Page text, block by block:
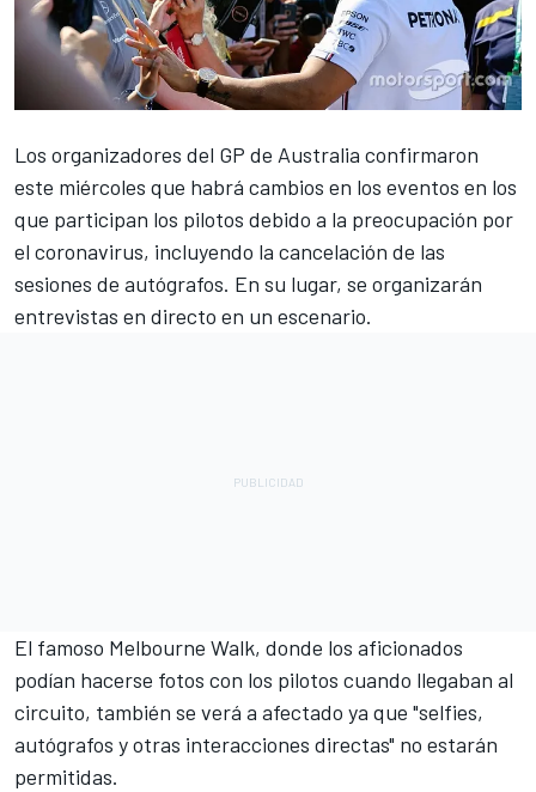
Los organizadores del GP de Australia confirmaron
este miércoles que habrá cambios en los eventos en los
que participan los pilotos debido a la preocupación por
el coronavirus, incluyendo la cancelación de las
sesiones de autógrafos. En su lugar, se organizarán
entrevistas en directo en un escenario.
El famoso Melbourne Walk, donde los aficionados
podían hacerse fotos con los pilotos cuando llegaban al
circuito, también se verá a afectado ya que "selfies,
autógrafos y otras interacciones directas" no estarán
permitidas.